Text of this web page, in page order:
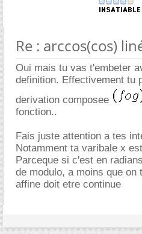
Re : arccos(cos)
Oui mais tu vas t'embeter
definition. Effectivement tu
derivation composee
fonction..
Fais juste attention a tes
Notamment ta varibale x
Parceque si c'est en
de modulo, a moins que on
affine doit etre continue